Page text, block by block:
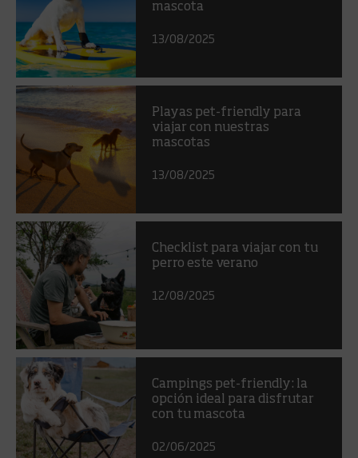
mascota
13/08/2025
Playas pet-friendly para
viajar con nuestras
mascotas
13/08/2025
Checklist para viajar con tu
perro este verano
12/08/2025
Campings pet-friendly: la
opción ideal para disfrutar
con tu mascota
02/06/2025